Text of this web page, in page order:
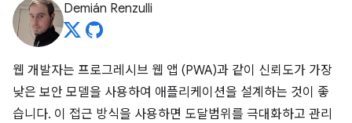
Demián Renzulli
웹 개발자는 프로그레시브 웹 앱 (PWA)과 같이 신뢰도가 가장
낮은 보안 모델을 사용하여 애플리케이션을 설계하는 것이 좋
습니다. 이 접근 방식을 사용하면 도달범위를 극대화하고 관리